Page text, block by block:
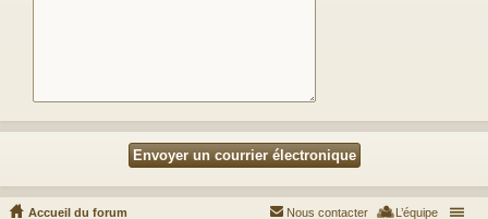
Accueil du forum L’équipe
Nous contacter